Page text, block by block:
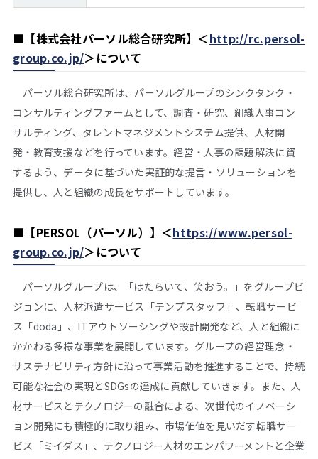
■ 【株式会社パーソル総合研究所】＜http://rc.persol-
group.co.jp/＞ について
パーソル総合研究所は、パーソルグループのシンクタンク・
コンサルティングファームとして、調査・研究、組織人事コン
サルティング、タレントマネジメントシステム提供、人材開
発・教育支援などを行っています。経営・人事の課題解決に資
するよう、データに基づいた実証的な提言・ソリューションを
提供し、人と組織の成長をサポートしています。
■ 【PERSOL（パーソル）】＜https://www.persol-
group.co.jp/＞について
パーソルグループは、「はたらいて、笑おう。」をグループビ
ジョンに、人材派遣サービス「テンプスタッフ」、転職サービ
ス「doda」、ITアウトソーシングや設計開発など、人と組織に
かかわる多様な事業を展開しています。グループの経営理念・
サステナビリティ方針に沿って事業活動を推進することで、持続
可能な社会の実現とSDGsの達成に貢献していきます。また、人
材サービスとテクノロジーの融合による、次世代のイノベーシ
ョン開発にも積極的に取り組み、市場価値を見いだす転職サー
ビス「ミイダス」、テクノロジー人材のエンパワーメントと企業